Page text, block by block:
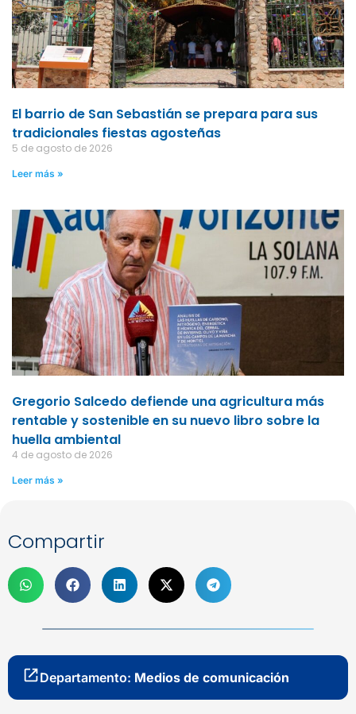
El barrio de San Sebastián se prepara para sus
tradicionales fiestas agosteñas
5 de agosto de 2026
Leer más »
Gregorio Salcedo defiende una agricultura más
rentable y sostenible en su nuevo libro sobre la
huella ambiental
4 de agosto de 2026
Leer más »
Compartir
Departamento: Medios de comunicación